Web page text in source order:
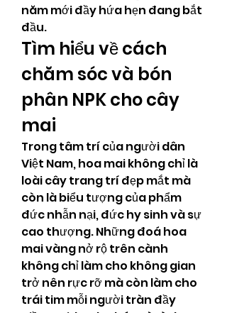
năm mới đầy hứa hẹn đang bắt
đầu.
Tìm hiểu về cách
chăm sóc và bón
phân NPK cho cây
mai
Trong tâm trí của người dân
Việt Nam, hoa mai không chỉ là
loài cây trang trí đẹp mắt mà
còn là biểu tượng của phẩm
đức nhẫn nại, đức hy sinh và sự
cao thượng. Những đoá hoa
mai vàng nở rộ trên cành
không chỉ làm cho không gian
trở nên rực rỡ mà còn làm cho
trái tim mỗi người tràn đầy